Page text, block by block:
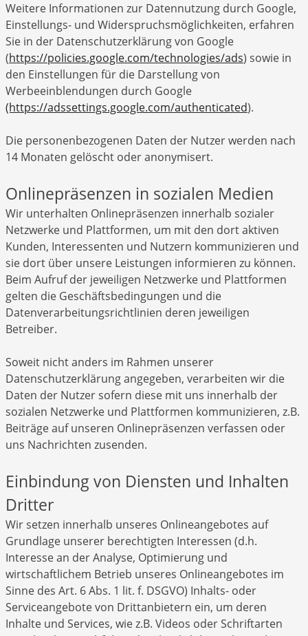
Weitere Informationen zur Datennutzung durch Google,
Einstellungs- und Widerspruchsmöglichkeiten, erfahren
Sie in der Datenschutzerklärung von Google
(https://policies.google.com/technologies/ads) sowie in
den Einstellungen für die Darstellung von
Werbeeinblendungen durch Google
(https://adssettings.google.com/authenticated).
Die personenbezogenen Daten der Nutzer werden nach
14 Monaten gelöscht oder anonymisert.
Onlinepräsenzen in sozialen Medien
Wir unterhalten Onlinepräsenzen innerhalb sozialer
Netzwerke und Plattformen, um mit den dort aktiven
Kunden, Interessenten und Nutzern kommunizieren und
sie dort über unsere Leistungen informieren zu können.
Beim Aufruf der jeweiligen Netzwerke und Plattformen
gelten die Geschäftsbedingungen und die
Datenverarbeitungsrichtlinien deren jeweiligen
Betreiber.
Soweit nicht anders im Rahmen unserer
Datenschutzerklärung angegeben, verarbeiten wir die
Daten der Nutzer sofern diese mit uns innerhalb der
sozialen Netzwerke und Plattformen kommunizieren, z.B.
Beiträge auf unseren Onlinepräsenzen verfassen oder
uns Nachrichten zusenden.
Einbindung von Diensten und Inhalten
Dritter
Wir setzen innerhalb unseres Onlineangebotes auf
Grundlage unserer berechtigten Interessen (d.h.
Interesse an der Analyse, Optimierung und
wirtschaftlichem Betrieb unseres Onlineangebotes im
Sinne des Art. 6 Abs. 1 lit. f. DSGVO) Inhalts- oder
Serviceangebote von Drittanbietern ein, um deren
Inhalte und Services, wie z.B. Videos oder Schriftarten